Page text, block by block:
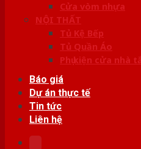
Cửa vòm nhựa
NỘI THẤT
Tủ Kệ Bếp
Tủ Quần Áo
Phụ kiện cửa nhà
Báo giá
Dự án thực tế
Tin tức
Liên hệ